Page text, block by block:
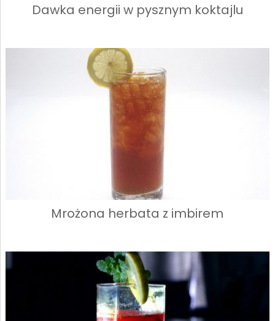
Dawka energii w pysznym koktajlu
Mrożona herbata z imbirem